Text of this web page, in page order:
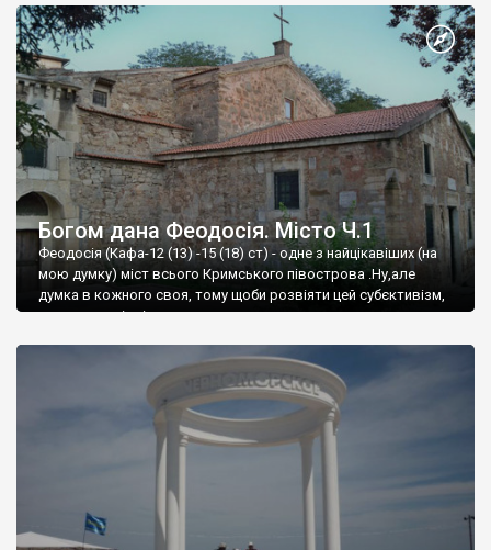
Богом дана Феодосія. Місто Ч.1
Феодосія (Кафа-12 (13) -15 (18) ст) - одне з найцікавіших (на
мою думку) міст всього Кримського півострова .Ну,але
думка в кожного своя, тому щоби розвіяти цей субєктивізм,
запрошую відвідати це